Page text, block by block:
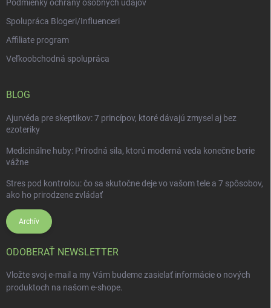
Podmienky ochrany osobných údajov
Spolupráca Blogeri/Influenceri
Affiliate program
Veľkoobchodná spolupráca
BLOG
Ajurvéda pre skeptikov: 7 princípov, ktoré dávajú zmysel aj bez
ezoteriky
Medicinálne huby: Prírodná sila, ktorú moderná veda konečne berie
vážne
Stres pod kontrolou: čo sa skutočne deje vo vašom tele a 7 spôsobov,
ako ho prirodzene zvládať
Archív
ODOBERAŤ NEWSLETTER
Vložte svoj e-mail a my Vám budeme zasielať informácie o nových
produktoch na našom e-shope.